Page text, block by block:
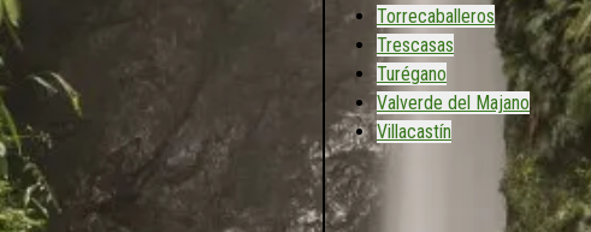
Torrecaballeros
Trescasas
Turégano
Valverde del Majano
Villacastín